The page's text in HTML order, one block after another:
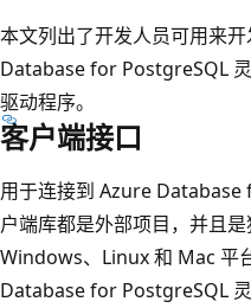
本文列出了开发人员可用来
Database for PostgreSQL
驱动程序。
客户端接口
用于连接到 Azure
户端库都是外部项目，并且
Windows、Linux 和 Mac 平
Database for PostgreSQL